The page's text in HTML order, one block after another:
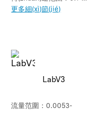
600rpm
更多細(xì)節(jié)
LabV3
流量范圍：0.0053-